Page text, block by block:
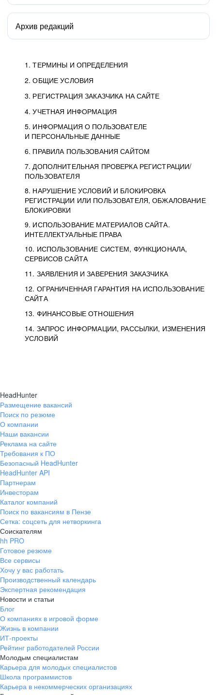
1. ТЕРМИНЫ И ОПРЕДЕЛЕНИЯ
2. ОБЩИЕ УСЛОВИЯ
3. РЕГИСТРАЦИЯ ЗАКАЗЧИКА НА САЙТЕ
4. УЧЕТНАЯ ИНФОРМАЦИЯ
5. ИНФОРМАЦИЯ О ПОЛЬЗОВАТЕЛЕ
И ПЕРСОНАЛЬНЫЕ ДАННЫЕ
6. ПРАВИЛА ПОЛЬЗОВАНИЯ САЙТОМ
7. ДОПОЛНИТЕЛЬНАЯ ПРОВЕРКА РЕГИСТРАЦИИ/
ПОЛЬЗОВАТЕЛЯ
8. НАРУШЕНИЕ УСЛОВИЙ И БЛОКИРОВКА
РЕГИСТРАЦИИ ИЛИ ПОЛЬЗОВАТЕЛЯ, ОБЖАЛОВАНИЕ
БЛОКИРОВКИ
9. ИСПОЛЬЗОВАНИЕ МАТЕРИАЛОВ САЙТА.
ИНТЕЛЛЕКТУАЛЬНЫЕ ПРАВА
10. ИСПОЛЬЗОВАНИЕ СИСТЕМ, ФУНКЦИОНАЛА,
СЕРВИСОВ САЙТА
11. ЗАЯВЛЕНИЯ И ЗАВЕРЕНИЯ ЗАКАЗЧИКА
12. ОГРАНИЧЕННАЯ ГАРАНТИЯ НА ИСПОЛЬЗОВАНИЕ
САЙТА
13. ФИНАНСОВЫЕ ОТНОШЕНИЯ
14. ЗАПРОС ИНФОРМАЦИИ, РАССЫЛКИ, ИЗМЕНЕНИЯ
УСЛОВИЙ
Архив редакций
HeadHunter
Размещение вакансий
Поиск по резюме
О компании
Наши вакансии
Реклама на сайте
Требования к ПО
Безопасный HeadHunter
HeadHunter API
Партнерам
Инвесторам
Каталог компаний
Поиск по вакансиям в Пензе
Сетка: соцсеть для нетворкинга
Соискателям
hh PRO
Готовое резюме
Все сервисы
Хочу у вас работать
Производственный календарь
Экспертная рекомендация
Новости и статьи
Блог
О компаниях в игровой форме
Жизнь в компании
ИТ-проекты
Рейтинг работодателей России
Молодым специалистам
Карьера для молодых специалистов
Школа программистов
Карьера в некоммерческих организациях